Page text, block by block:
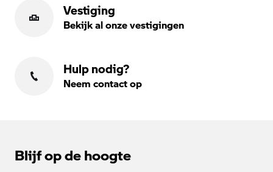
Vestiging
Bekijk al onze vestigingen
Hulp nodig?
Neem contact op
Blijf op de hoogte